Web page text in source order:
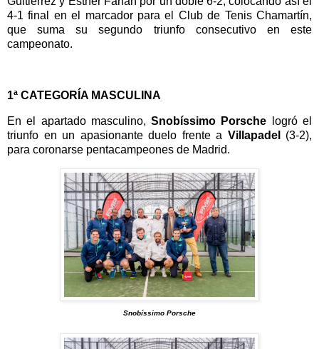
4-1 final en el marcador para el Club de Tenis Chamartín,
que suma su segundo triunfo consecutivo en este
campeonato.
1ª CATEGORÍA MASCULINA
En el apartado masculino,Snobíssimo Porsche logró el
triunfo en un apasionante duelo frente a Villapadel (3-2),
para coronarse pentacampeones de Madrid.
Snobíssimo Porsche